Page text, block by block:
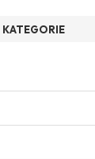
KATEGORIE